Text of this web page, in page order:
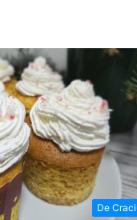
De